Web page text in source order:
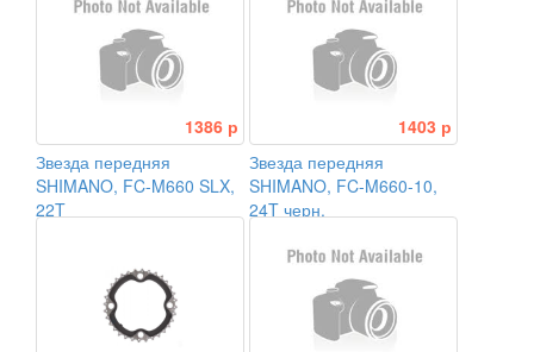
1386 р
Звезда передняя
SHIMANO, FC-M660 SLX,
22T
1403 р
Звезда передняя
SHIMANO, FC-M660-10,
24T черн.